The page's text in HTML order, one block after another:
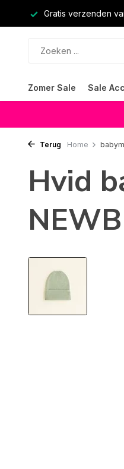
Gratis verzenden
Zomer Sale Sale
Terug Home
Hvid